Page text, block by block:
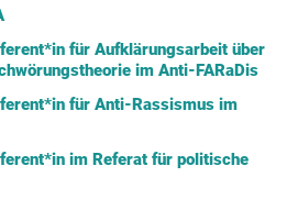
für Aufklärungsarbeit über
im Anti-FARaDis
für Anti-Rassismus im
im Referat für politische